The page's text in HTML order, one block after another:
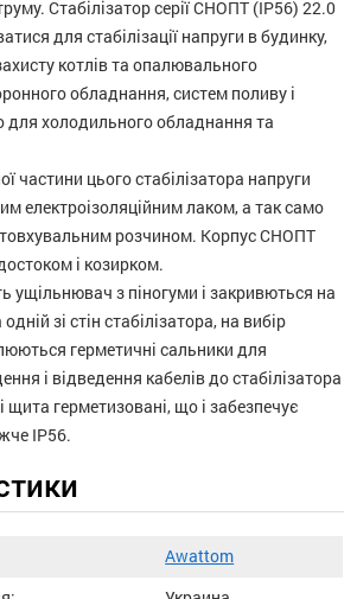
Стабілізатор серії СНОПТ (IP56) 22.0
для стабілізації напруги в будинку,
котлів та опалювального
обладнання, систем поливу і
для холодильного обладнання та
частини цього стабілізатора напруги
електроізоляційним лаком, а так само
розчином. Корпус СНОПТ
і козирком.
ущільнювач з піногуми і закривються на
зі стін стабілізатора, на вибір
герметичні сальники для
і відведення кабелів до стабілізатора
щита герметизовані, що і забезпечує
IP56.
Awattom